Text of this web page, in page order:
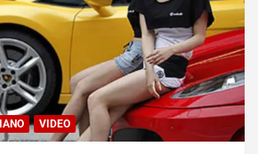
VIDEO